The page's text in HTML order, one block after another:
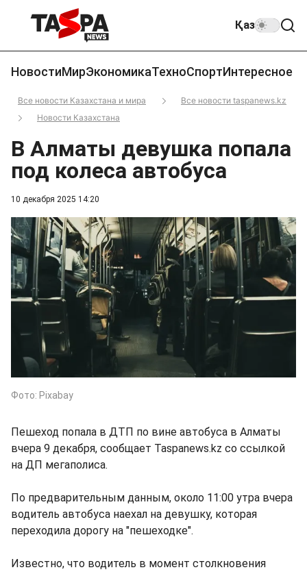
Қаз
НовостиМирЭкономикаТехноСпортИнтересное
Все новости Казахстана и мира
Все новости taspanews.kz
Новости Казахстана
10 декабря 2025 14:20
В Алматы девушка попала
под колеса автобуса
Фото: Pixabay
Пешеход попала в ДТП по вине автобуса в Алматы
вчера 9 декабря, сообщает Taspanews.kz со ссылкой
на ДП мегаполиса.
По предварительным данным, около 11:00 утра вчера
водитель автобуса наехал на девушку, которая
переходила дорогу на "пешеходке".
Известно, что водитель в момент столкновения